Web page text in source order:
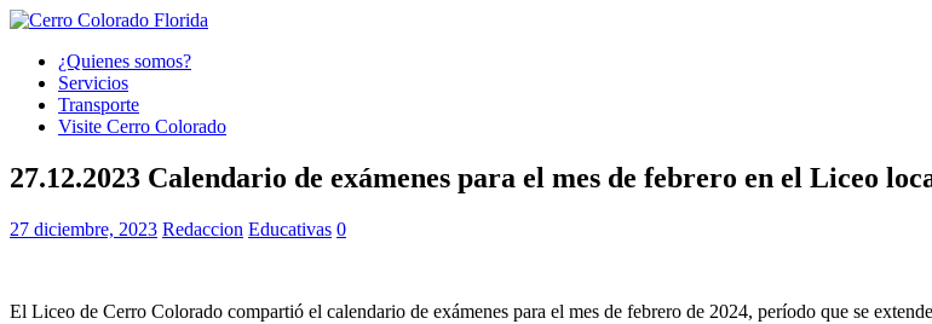
¿Quienes somos?
Servicios
Transporte
Visite Cerro Colorado
27.12.2023 Calendario de exámenes para el mes de febrero en el Liceo
27 diciembre, 2023 Redaccion Educativas 0
El Liceo de Cerro Colorado compartió el calendario de exámenes para el mes de febrero de 2024, período que se